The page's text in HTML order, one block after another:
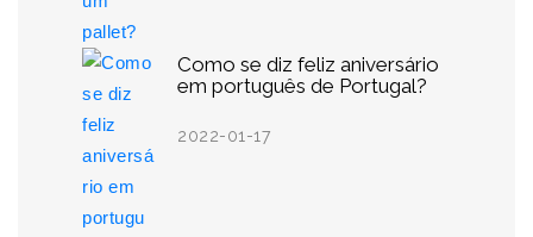
Como se diz feliz aniversário
em português de Portugal?
2022-01-17